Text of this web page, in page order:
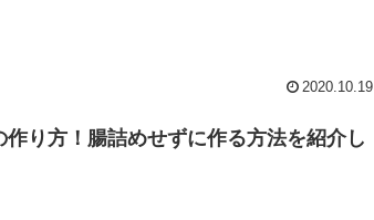
2020.10.19
作り方！腸詰めせずに作る方法を紹介し